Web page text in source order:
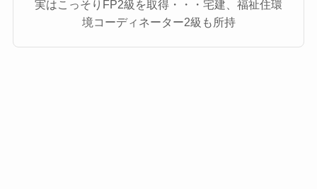
実はこっそりFP2級を取得・・・宅建、福祉住環
境コーディネーター2級も所持